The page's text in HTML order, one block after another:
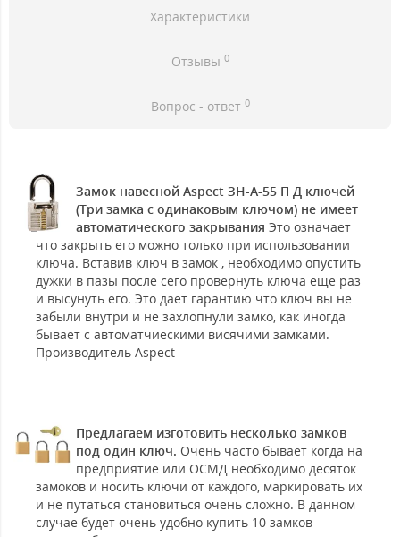
Характеристики
Отзывы 0
Вопрос - ответ 0
Замок навесной Aspect ЗН-А-55 П Д ключей
(Три замка с одинаковым ключом) не имеет
автоматического закрывания Это означает
что закрыть его можно только при использовании
ключа. Вставив ключ в замок , необходимо опустить
дужки в пазы после сего провернуть ключа еще раз
и высунуть его. Это дает гарантию что ключ вы не
забыли внутри и не захлопнули замко, как иногда
бывает с автоматчиескими висячими замками.
Производитель Aspect
Предлагаем изготовить несколько замков
под один ключ. Очень часто бывает когда на
предприятие или ОСМД необходимо десяток
замоков и носить ключи от каждого, маркировать их
и не путаться становиться очень сложно. В данном
случае будет очень удобно купить 10 замков